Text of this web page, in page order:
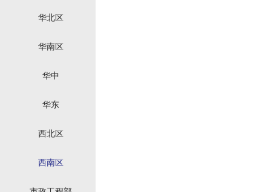
华北区
华南区
华中
华东
西北区
西南区